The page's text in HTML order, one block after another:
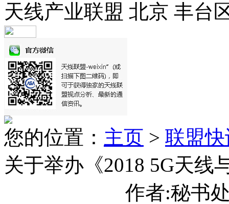
天线产业联盟 北京 丰台
您的位置： 主页 > 联盟
关于举办《2018 5G天线
作者:秘书